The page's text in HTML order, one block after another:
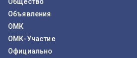
Объявления
ОМК
ОМК-Участие
Официально